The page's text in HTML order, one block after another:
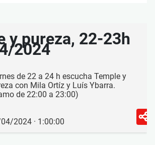
y pureza, 22-23h
2024
de 22 a 24 h escucha Temple y
con Mila Ortíz y Luís Ybarra.
de 22:00 a 23:00)
2024 · 1:00:00